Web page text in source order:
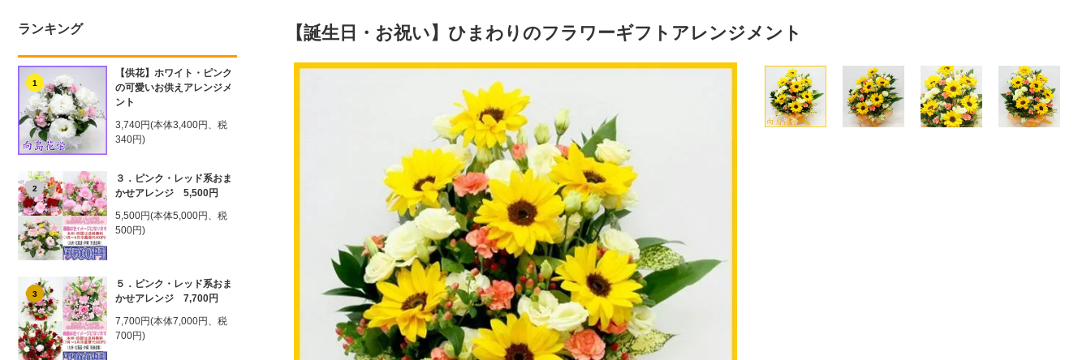
ランキング
1
【供花】ホワイト・ピンク
の可愛いお供えアレンジメ
ント
3,740円(本体3,400円、税
340円)
2
３．ピンク・レッド系おま
かせアレンジ 5,500円
5,500円(本体5,000円、税
500円)
3
５．ピンク・レッド系おま
かせアレンジ 7,700円
7,700円(本体7,000円、税
700円)
【誕生日・お祝い】ひまわりのフラワーギフトアレンジメント